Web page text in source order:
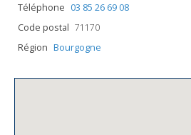
Téléphone 03 85 26 69 08
Code postal 71170
Région Bourgogne